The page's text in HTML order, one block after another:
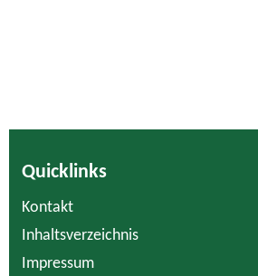
Quicklinks
Kontakt
Inhaltsverzeichnis
Impressum